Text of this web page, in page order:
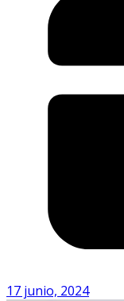
17 junio, 2024